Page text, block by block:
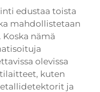
edustaa toista
mahdollistetaan
nämä
olevissa
kuten
ja